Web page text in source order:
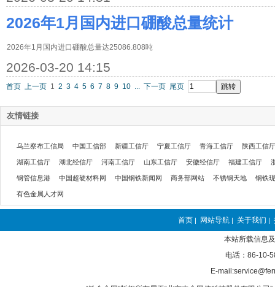
2026年1月国内进口硼酸总量统计
2026年1月国内进口硼酸总量达25086.808吨
2026-03-20 14:15
首页 上一页 1 2 3 4 5 6 7 8 9 10 ... 下一页 尾页
友情链接
乌兰察布工信局 中国工信部 新疆工信厅 宁夏工信厅 青海工信厅 陕西工信厅
湖南工信厅 湖北经信厅 河南工信厅 山东工信厅 安徽经信厅 福建工信厅
钢管信息港 中国超硬材料网 中国钢铁新闻网 商务部网站 不锈钢天地 钢铁
有色金属人才网
首页 | 网站导航 | 关于我们 |
本站所载信息
电话：86-10-
E-